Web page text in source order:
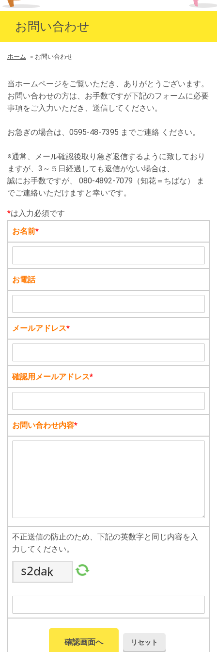
お問い合わせ
ホーム » お問い合わせ
当ホームページをご覧いただき、ありがとうございます。
お問い合わせの方は、お手数ですが下記のフォームに必要
事項をご入力いただき、送信してください。
お急ぎの場合は、0595-48-7395 までご連絡 ください。
※通常、メール確認後取り急ぎ返信するように致しており
ますが、3～５日経過しても返信がない場合は、
誠にお手数ですが、 080-4892-7079（知花＝ちばな） ま
でご連絡いただけますと幸いです。
*は入力必須です
お名前*
お電話
メールアドレス*
確認用メールアドレス*
お問い合わせ内容*
不正送信の防止のため、下記の英数字と同じ内容を入
力してください。